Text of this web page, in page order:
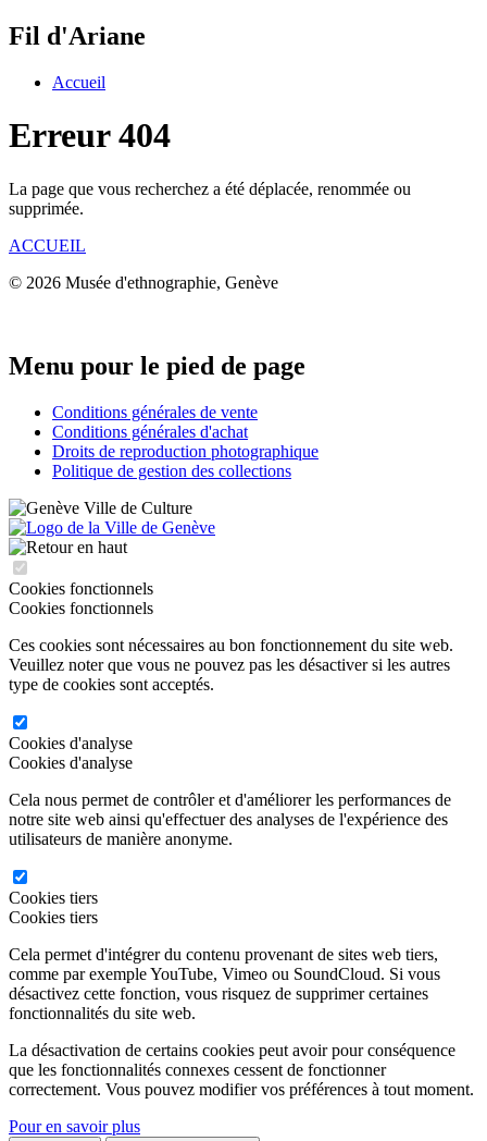
Fil d'Ariane
Accueil
Erreur 404
La page que vous recherchez a été déplacée, renommée ou
supprimée.
ACCUEIL
© 2026 Musée d'ethnographie, Genève
Menu pour le pied de page
Conditions générales de vente
Conditions générales d'achat
Droits de reproduction photographique
Politique de gestion des collections
Cookies fonctionnels
Cookies fonctionnels
Ces cookies sont nécessaires au bon fonctionnement du site web.
Veuillez noter que vous ne pouvez pas les désactiver si les autres
type de cookies sont acceptés.
Cookies d'analyse
Cookies d'analyse
Cela nous permet de contrôler et d'améliorer les performances de
notre site web ainsi qu'effectuer des analyses de l'expérience des
utilisateurs de manière anonyme.
Cookies tiers
Cookies tiers
Cela permet d'intégrer du contenu provenant de sites web tiers,
comme par exemple YouTube, Vimeo ou SoundCloud. Si vous
désactivez cette fonction, vous risquez de supprimer certaines
fonctionnalités du site web.
La désactivation de certains cookies peut avoir pour conséquence
que les fonctionnalités connexes cessent de fonctionner
correctement. Vous pouvez modifier vos préférences à tout moment.
Pour en savoir plus